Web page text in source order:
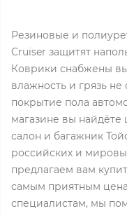
Резиновые и
Cruiser защитят
Коврики снабжены
влажность и грязь не
покрытие пола
магазине вы
салон и багажник
российских и
предлагаем вам
самым приятным
специалистам, мы